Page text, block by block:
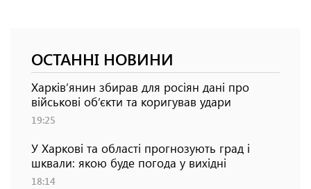
ОСТАННІ НОВИНИ
Харків’янин збирав для росіян дані про
військові об’єкти та коригував удари
19:25
У Харкові та області прогнозують град і
шквали: якою буде погода у вихідні
18:14